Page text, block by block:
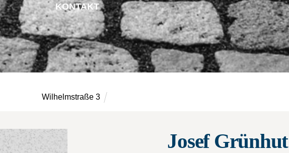
KONTAKT
Wilhelmstraße 3
Josef Grünhut